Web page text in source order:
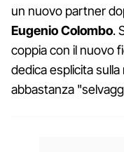
un nuovo partner
Eugenio Colombo.
coppia con il nuovo
dedica esplicita
abbastanza